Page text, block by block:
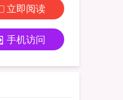
立即阅读
手机访问